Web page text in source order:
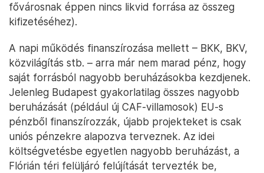
fővárosnak éppen nincs likvid forrása az összeg
kifizetéséhez).
A napi működés finanszírozása mellett – BKK, BKV,
közvilágítás stb. – arra már nem marad pénz, hogy
saját forrásból nagyobb beruházásokba kezdjenek.
Jelenleg Budapest gyakorlatilag összes nagyobb
beruházását (például új CAF-villamosok) EU-s
pénzből finanszírozzák, újabb projekteket is csak
uniós pénzekre alapozva terveznek. Az idei
költségvetésbe egyetlen nagyobb beruházást, a
Flórián téri felüljáró felújítását tervezték be,